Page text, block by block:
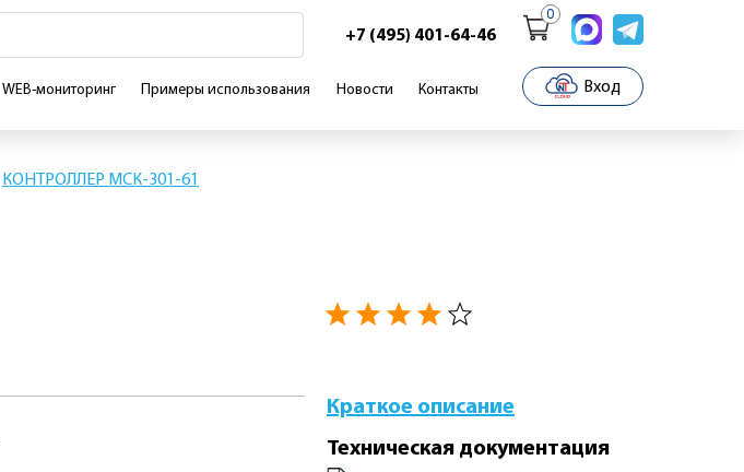
+7 (495) 401-64-46
WEB-мониторинг Примеры использования Новости Контакты
0
Вход
КОНТРОЛЛЕР МСК-301-61
Краткое описание
Техническая документация